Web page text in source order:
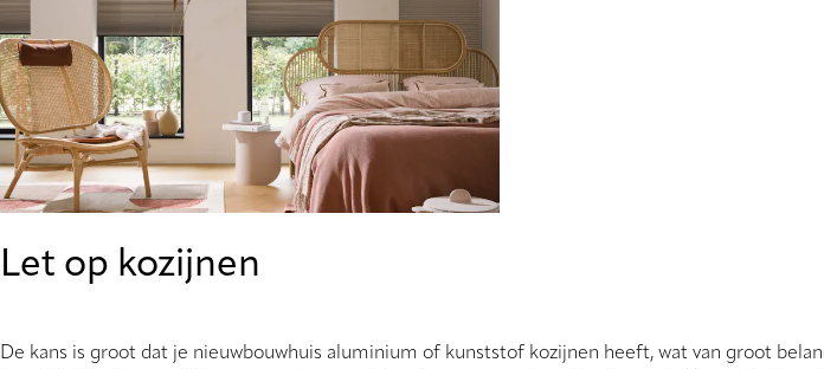
Let op kozijnen
De kans is groot dat je nieuwbouwhuis aluminium of kunststof kozijnen heeft, wat van groot